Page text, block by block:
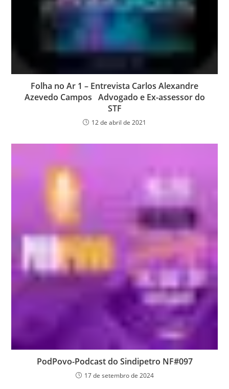
Folha no Ar 1 – Entrevista Carlos Alexandre
Azevedo Campos Advogado e Ex-assessor do
STF
12 de abril de 2021
PodPovo-Podcast do Sindipetro NF#097
17 de setembro de 2024